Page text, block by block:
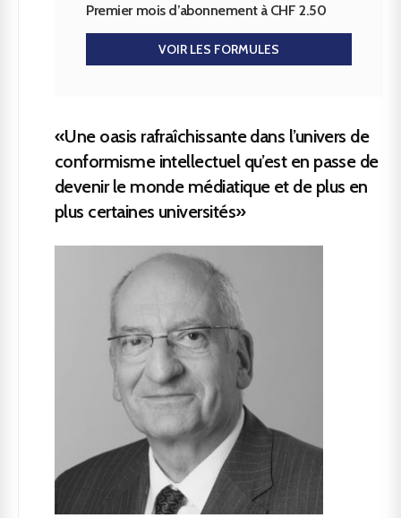
Premier mois d’abonnement à CHF 2.50
VOIR LES FORMULES
«Une oasis rafraîchissante dans l’univers de
conformisme intellectuel qu’est en passe de
devenir le monde médiatique et de plus en
plus certaines universités»